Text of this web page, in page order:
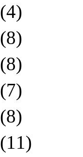
(4)
(8)
(8)
(7)
(8)
(11)